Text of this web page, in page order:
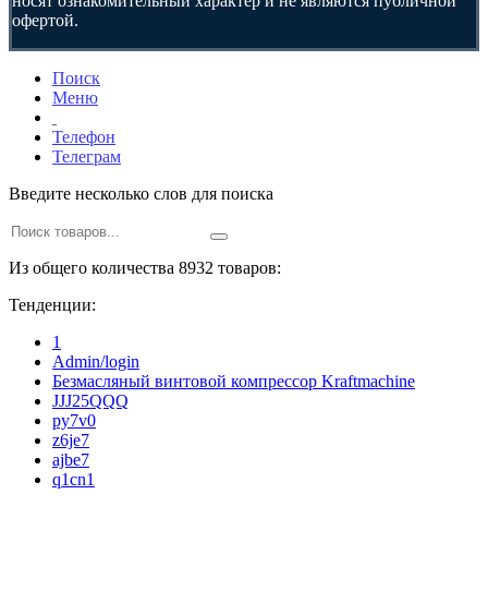
офертой.
Поиск
Меню
Телефон
Телеграм
Введите несколько слов для поиска
Из общего количества 8932 товаров:
Тенденции:
1
Admin/login
Безмасляный винтовой компрессор Kraftmaсhine
JJJ25QQQ
py7v0
z6je7
ajbe7
q1cn1